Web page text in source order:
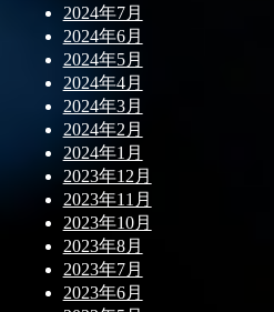
2024年7月
2024年6月
2024年5月
2024年4月
2024年3月
2024年2月
2024年1月
2023年12月
2023年11月
2023年10月
2023年8月
2023年7月
2023年6月